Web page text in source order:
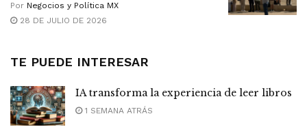
Por Negocios y Política MX
28 DE JULIO DE 2026
TE PUEDE INTERESAR
IA transforma la experiencia de leer libros
1 SEMANA ATRÁS